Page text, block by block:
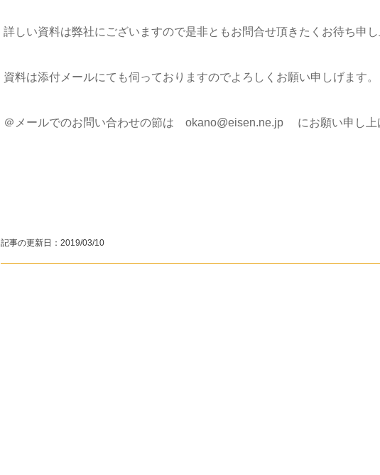
詳しい資料は弊社にございますので是非ともお問合せ頂きたくお待ち申し
資料は添付メールにても伺っておりますのでよろしくお願い申しげます。
＠メールでのお問い合わせの節は okano@eisen.ne.jp にお願い申し上
記事の更新日： 2019/03/10